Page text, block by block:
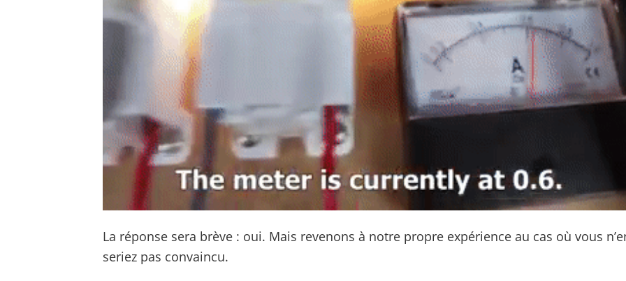
La réponse sera brève : oui. Mais revenons à notre propre expérience au cas où vous
seriez pas convaincu.